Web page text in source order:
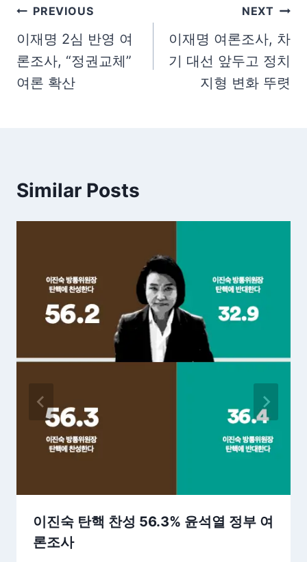
글
탐
색
PREVIOUS
이재명 2심 반영 여
론조사, “정권교체”
여론 확산
NEXT
이재명 여론조사, 차
기 대선 앞두고 정치
지형 변화 뚜렷
Similar Posts
이진숙 탄핵 찬성 56.3% 윤석열 정부 여
론조사